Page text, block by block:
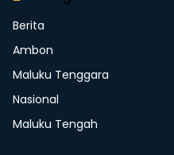
Berita
Ambon
Maluku Tenggara
Nasional
Maluku Tengah